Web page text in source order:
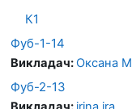
К1
Фуб-1-14
Викладач:Оксана
Фуб-2-13